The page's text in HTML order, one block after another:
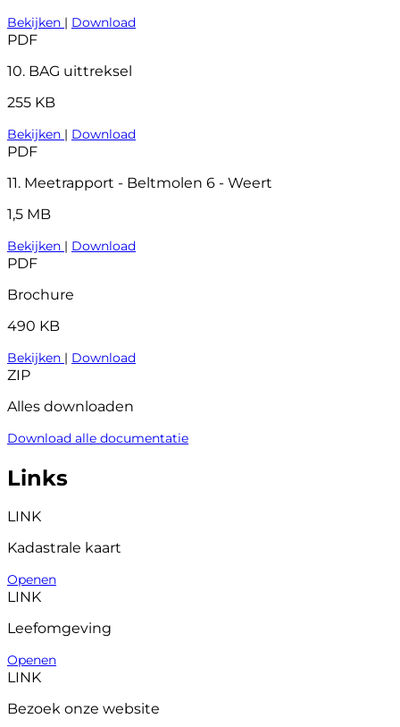
Bekijken | Download
PDF
10. BAG uittreksel
255 KB
Bekijken | Download
PDF
11. Meetrapport - Beltmolen 6 - Weert
1,5 MB
Bekijken | Download
PDF
Brochure
490 KB
Bekijken | Download
ZIP
Alles downloaden
Download alle documentatie
Links
LINK
Kadastrale kaart
Openen
LINK
Leefomgeving
Openen
LINK
Bezoek onze website